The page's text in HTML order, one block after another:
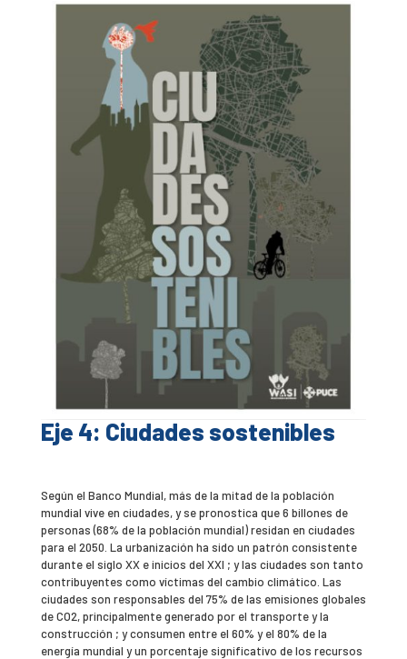
Eje 4: Ciudades sostenibles
Según el Banco Mundial, más de la mitad de la población
mundial vive en ciudades, y se pronostica que 6 billones de
personas (68% de la población mundial) residan en ciudades
para el 2050. La urbanización ha sido un patrón consistente
durante el siglo XX e inicios del XXI ; y las ciudades son tanto
contribuyentes como víctimas del cambio climático. Las
ciudades son responsables del 75% de las emisiones globales
de CO2, principalmente generado por el transporte y la
construcción ; y consumen entre el 60% y el 80% de la
energía mundial y un porcentaje significativo de los recursos